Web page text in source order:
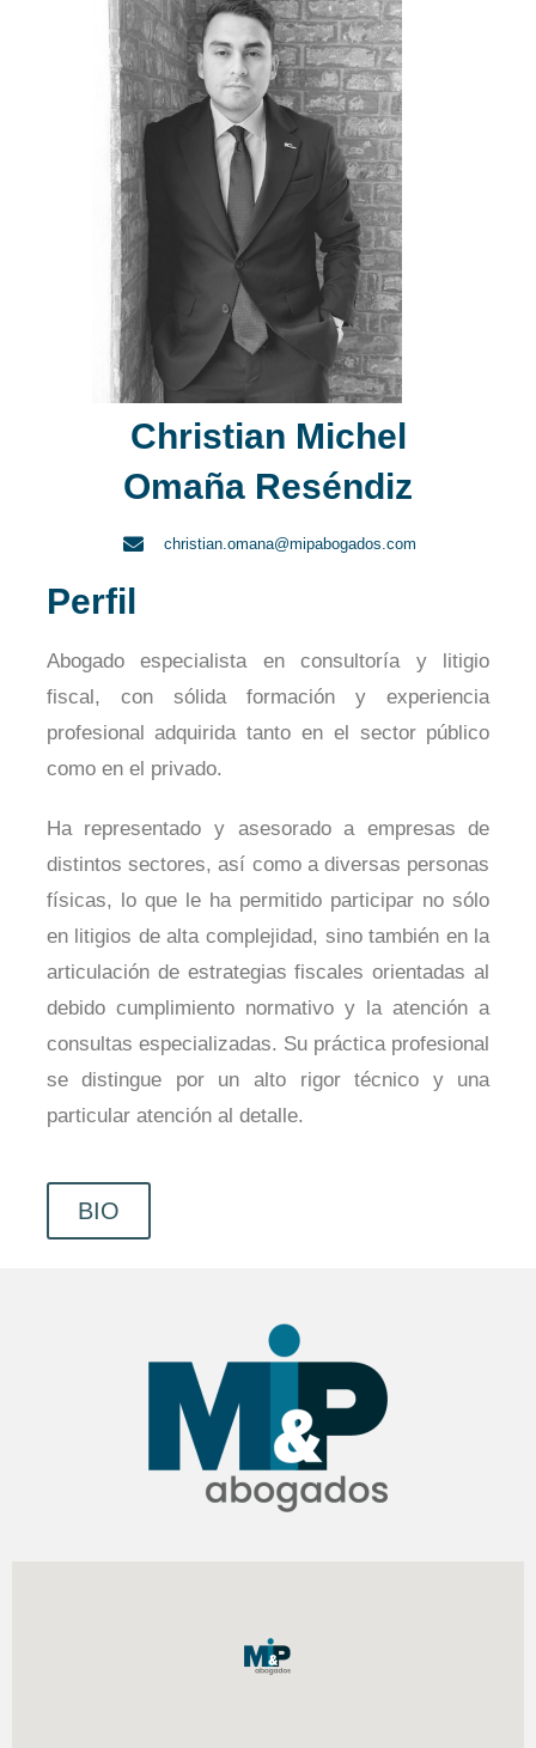
Christian Michel
Omaña Reséndiz
christian.omana@mipabogados.com
Perfil
Abogado especialista en consultoría y litigio
fiscal, con sólida formación y experiencia
profesional adquirida tanto en el sector público
como en el privado.
Ha representado y asesorado a empresas de
distintos sectores, así como a diversas personas
físicas, lo que le ha permitido participar no sólo
en litigios de alta complejidad, sino también en la
articulación de estrategias fiscales orientadas al
debido cumplimiento normativo y la atención a
consultas especializadas. Su práctica profesional
se distingue por un alto rigor técnico y una
particular atención al detalle.
BIO